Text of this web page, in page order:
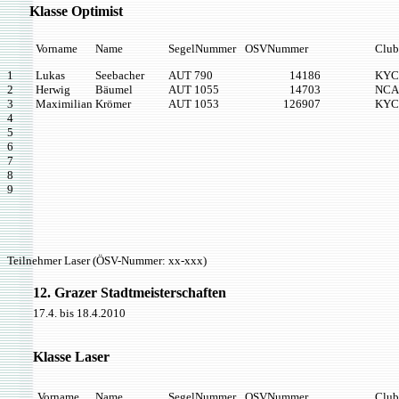
Klasse Optimist
Vorname Name SegelNummer OSVNummer
Club
1
Lukas Seebacher AUT 790 14186
2
Herwig Bäumel AUT 1055 14703
NCA
3
Maximilian Krömer AUT 1053 126907
4
5
6
7
8
9
Teilnehmer Laser (ÖSV-Nummer: xx-xxx)
12. Grazer Stadtmeisterschaften
17.4. bis 18.4.2010
Klasse Laser